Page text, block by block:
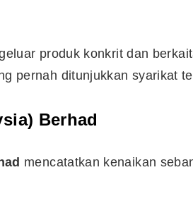
produk konkrit dan
pernah ditunjukkan syarikat
Berhad
mencatatkan kenaikan